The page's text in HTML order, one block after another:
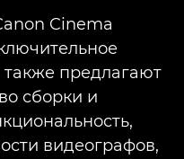
С СЕРВОПРИВОДОМ
Cinema
также предлагают
сборки и
видеографов,